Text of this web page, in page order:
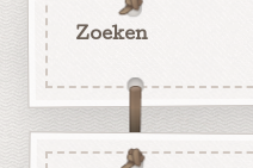
Zoeken